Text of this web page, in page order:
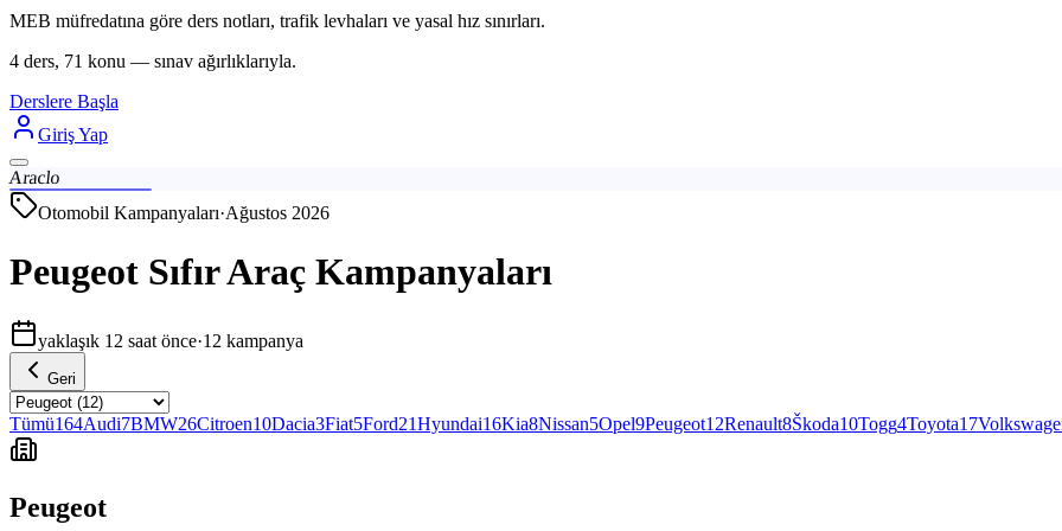
MEB müfredatına göre ders notları, trafik levhaları ve yasal hız sınırları.
4 ders, 71 konu — sınav ağırlıklarıyla.
Derslere Başla
Giriş Yap
Araclo
Otomobil Kampanyaları·Ağustos 2026
Peugeot Sıfır Araç Kampanyaları
yaklaşık 12 saat önce·12 kampanya
Geri
Tümü164Audi7BMW26Citroen10Dacia3Fiat5Ford21Hyundai16Kia8Nissan5Opel9Peugeot12Renault8Škoda10Togg4Toyota17
Peugeot